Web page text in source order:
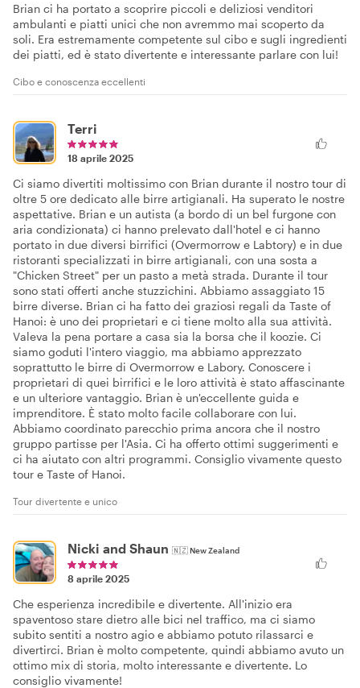
Brian ci ha portato a scoprire piccoli e deliziosi venditori
ambulanti e piatti unici che non avremmo mai scoperto da
soli. Era estremamente competente sul cibo e sugli ingredienti
dei piatti, ed è stato divertente e interessante parlare con lui!
Cibo e conoscenza eccellenti
Terri
18 aprile 2025
Ci siamo divertiti moltissimo con Brian durante il nostro tour di
oltre 5 ore dedicato alle birre artigianali. Ha superato le nostre
aspettative. Brian e un autista (a bordo di un bel furgone con
aria condizionata) ci hanno prelevato dall'hotel e ci hanno
portato in due diversi birrifici (Overmorrow e Labtory) e in due
ristoranti specializzati in birre artigianali, con una sosta a
"Chicken Street" per un pasto a metà strada. Durante il tour
sono stati offerti anche stuzzichini. Abbiamo assaggiato 15
birre diverse. Brian ci ha fatto dei graziosi regali da Taste of
Hanoi: è uno dei proprietari e ci tiene molto alla sua attività.
Valeva la pena portare a casa sia la borsa che il koozie. Ci
siamo goduti l'intero viaggio, ma abbiamo apprezzato
soprattutto le birre di Overmorrow e Labory. Conoscere i
proprietari di quei birrifici e le loro attività è stato affascinante
e un ulteriore vantaggio. Brian è un'eccellente guida e
imprenditore. È stato molto facile collaborare con lui.
Abbiamo coordinato parecchio prima ancora che il nostro
gruppo partisse per l'Asia. Ci ha offerto ottimi suggerimenti e
ci ha aiutato con altri programmi. Consiglio vivamente questo
tour e Taste of Hanoi.
Tour divertente e unico
Nicki and Shaun 🇳🇿New Zealand
8 aprile 2025
Che esperienza incredibile e divertente. All'inizio era
spaventoso stare dietro alle bici nel traffico, ma ci siamo
subito sentiti a nostro agio e abbiamo potuto rilassarci e
divertirci. Brian è molto competente, quindi abbiamo avuto un
ottimo mix di storia, molto interessante e divertente. Lo
consiglio vivamente!